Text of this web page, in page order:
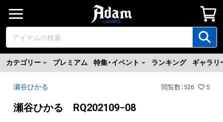
カテゴリー プレミアム 特集・イベント ランキング ギャラリ
瀬谷ひかる 閲覧数 ： 526 5
瀬谷ひかる RQ202109−08